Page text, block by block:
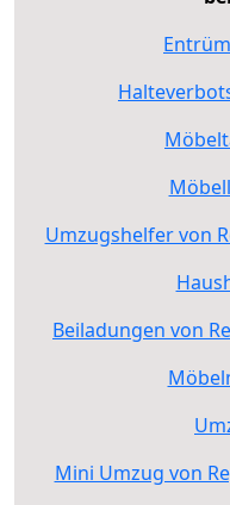
Umzugshelfer von
Beiladungen von
Mini Umzug von